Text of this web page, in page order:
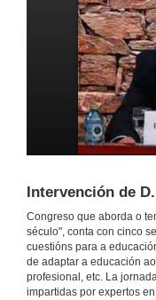
Intervención de
Congreso que aborda o
século", conta con cinco
cuestións para a
de adaptar a educación
profesional, etc. La
impartidas por expertos